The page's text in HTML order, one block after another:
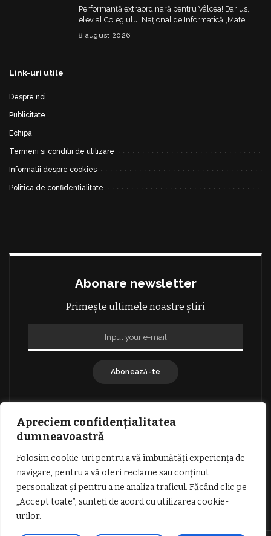
Apreciem confidențialitatea
dumneavoastră
Folosim cookie-uri pentru a vă îmbunătăți experiența de
navigare, pentru a vă oferi reclame sau conținut
personalizat și pentru a ne analiza traficul. Făcând clic pe
„Accept toate”, sunteți de acord cu utilizarea cookie-
urilor.
Performanță extraordinară pentru Vâlcea! Darius,
elev al Colegiului Național de Informatică „Matei
Basarab”, a cucerit argintul la Olimpiada
Internațională de Inteligență Artificială
8 august 2026
Link-uri utile
Despre noi
Publicitate
Echipa
Termeni si conditii de utilizare
Informatii despre cookies
Politica de confidențialitate
Abonare newsletter
Primește ultimele noastre știri
Abonează-te
TERMENI SI CONDITII DE UTILIZARE
INFORMATII DESPRE COOKIES
DESPRE NOI
PUBLICITATE